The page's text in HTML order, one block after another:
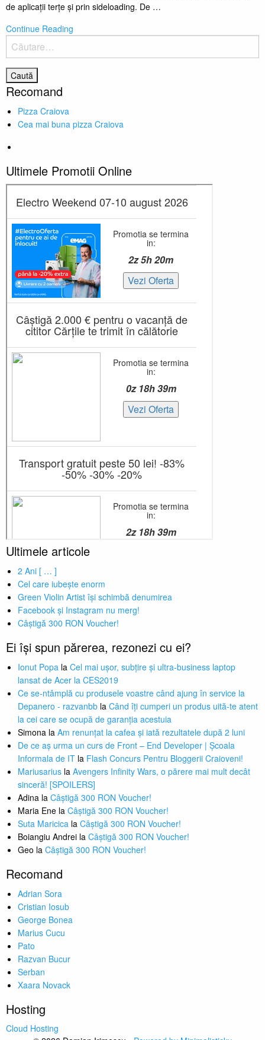
de aplicaţii terţe şi prin sideloading. De …
Continue Reading
Caută
după:
Recomand
Pizza Craiova
Cea mai buna pizza Craiova
Ultimele Promotii Online
Ultimele articole
2 Ani [ … ]
Cel care iubește enorm
Green Violin Artist își schimbă denumirea
Facebook și Instagram nu merg!
Câștigă 300 RON Voucher!
Ei își spun părerea, rezonezi cu ei?
Ionut Popa la Cel mai ușor, subțire și ultra-business laptop
lansat de Acer la CES2019
Ce se-ntâmplă cu produsele voastre când ajung în service la
Depanero - razvanbb la Când îți cumperi un produs uită-te atent
la cei care se ocupă de garanția acestuia
Simona la Am renunțat la cafea și iată rezultatele după 2 luni
De ce aș urma un curs de Front – End Developer | Școala
Informala de IT la Flash Concurs Pentru Bloggerii Craioveni!
Mariusarius la Avengers Infinity Wars, o părere mai mult decât
sinceră! [SPOILERS]
Adina la Câștigă 300 RON Voucher!
Maria Ene la Câștigă 300 RON Voucher!
Suta Maricica la Câștigă 300 RON Voucher!
Boiangiu Andrei la Câștigă 300 RON Voucher!
Geo la Câștigă 300 RON Voucher!
Recomand
Adrian Sora
Cristian Iosub
George Bonea
Marius Cucu
Pato
Razvan Bucur
Serban
Xaara Novack
Hosting
Cloud Hosting